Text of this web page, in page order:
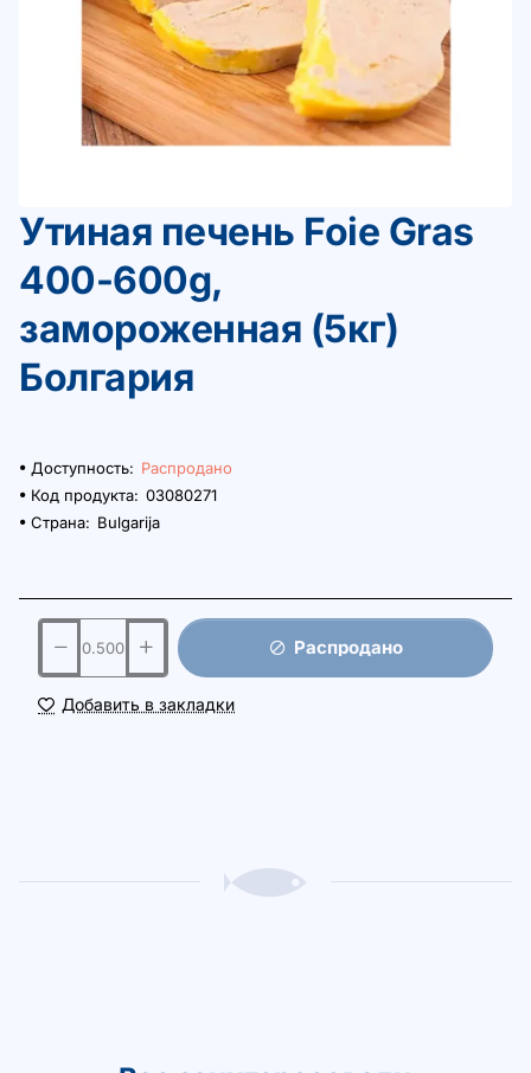
Распродано
Утиная печень Foie Gras
400-600g,
замороженная (5кг)
Болгария
Доступность: Распродано
Код продукта: 03080271
Страна: Bulgarija
Распродано
Добавить в закладки